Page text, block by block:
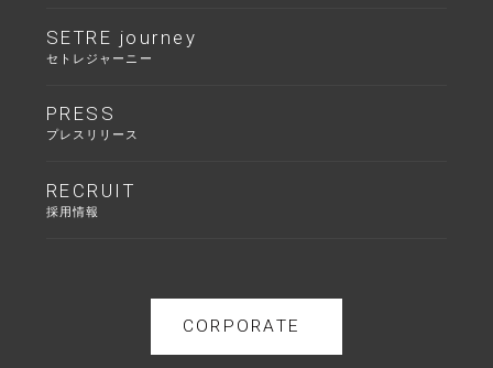
SETRE journey
セトレジャーニー
PRESS
プレスリリース
RECRUIT
採用情報
CORPORATE